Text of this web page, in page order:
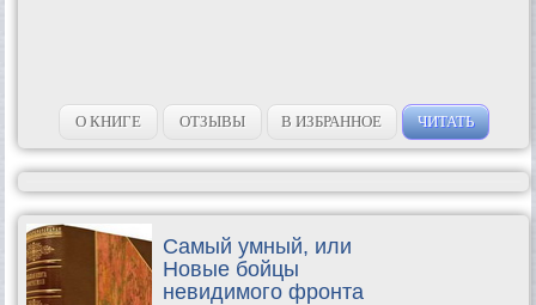
О КНИГЕ ОТЗЫВЫ В ИЗБРАННОЕ ЧИТАТЬ
Самый умный, или
Новые бойцы
невидимого фронта